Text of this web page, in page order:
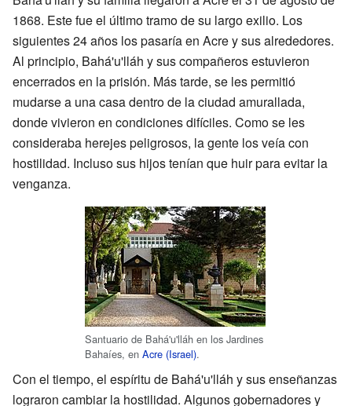
1868. Este fue el último tramo de su largo exilio. Los
siguientes 24 años los pasaría en Acre y sus alrededores.
Al principio, Bahá'u'lláh y sus compañeros estuvieron
encerrados en la prisión. Más tarde, se les permitió
mudarse a una casa dentro de la ciudad amurallada,
donde vivieron en condiciones difíciles. Como se les
consideraba herejes peligrosos, la gente los veía con
hostilidad. Incluso sus hijos tenían que huir para evitar la
venganza.
Santuario de Bahá'u'lláh en los Jardines
Bahaíes, en Acre (Israel).
Con el tiempo, el espíritu de Bahá'u'lláh y sus enseñanzas
lograron cambiar la hostilidad. Algunos gobernadores y